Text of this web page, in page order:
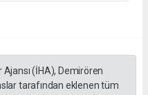
(İHA), Demirören
tarafından eklenen tüm